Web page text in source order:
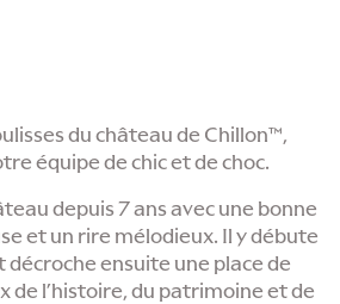
du château de Chillon™,
équipe de chic et de choc.
depuis 7 ans avec une bonne
et un rire mélodieux. Il y débute
décroche ensuite une place de
de l’histoire, du patrimoine et de